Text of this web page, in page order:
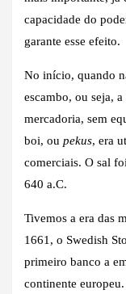
capacidade do
garante esse efeito.
No início, quando
escambo, ou seja,
mercadoria, sem
boi, ou pekus, era
comerciais. O sal
640 a.C.
Tivemos a era das
1661, o Swedish
primeiro banco a
continente